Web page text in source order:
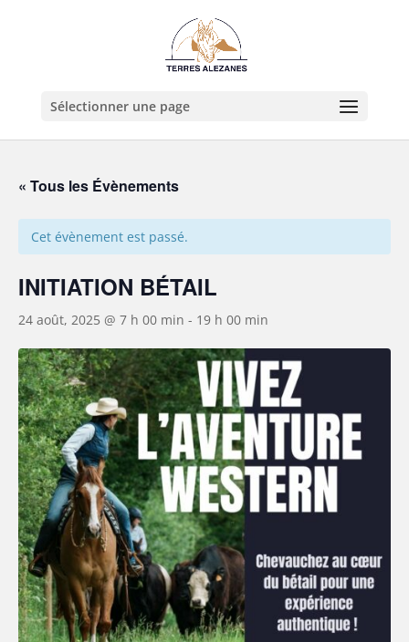
Sélectionner une page
« Tous les Évènements
Cet évènement est passé.
INITIATION BÉTAIL
24 août, 2025 @ 7 h 00 min - 19 h 00 min